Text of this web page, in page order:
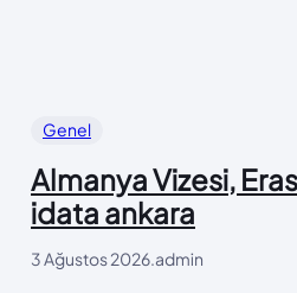
Genel
Almanya Vizesi,
idata ankara
3 Ağustos 2026.admin